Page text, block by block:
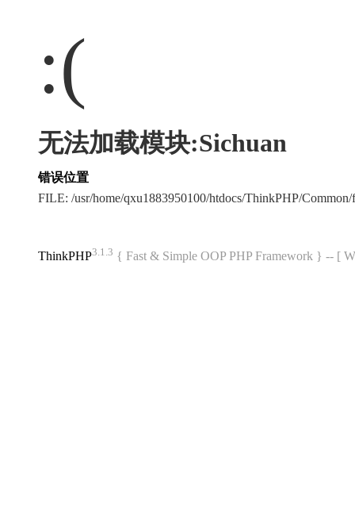
:(
无法加载模块:Sichuan
错误位置
FILE: /usr/home/qxu1883950100/htdocs/ThinkPHP/
ThinkPHP3.1.3 { Fast & Simple OOP PHP Framework } -- [